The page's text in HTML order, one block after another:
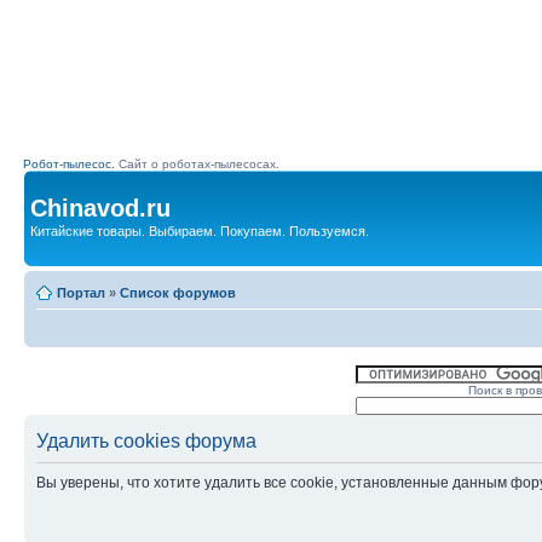
Робот-пылесос. Сайт о роботах-пылесосах.
Chinavod.ru
Китайские товары. Выбираем. Покупаем. Пользуемся.
Портал » Список форумов
Поиск в
Удалить cookies форума
Вы уверены, что хотите удалить все cookie, установленные данным